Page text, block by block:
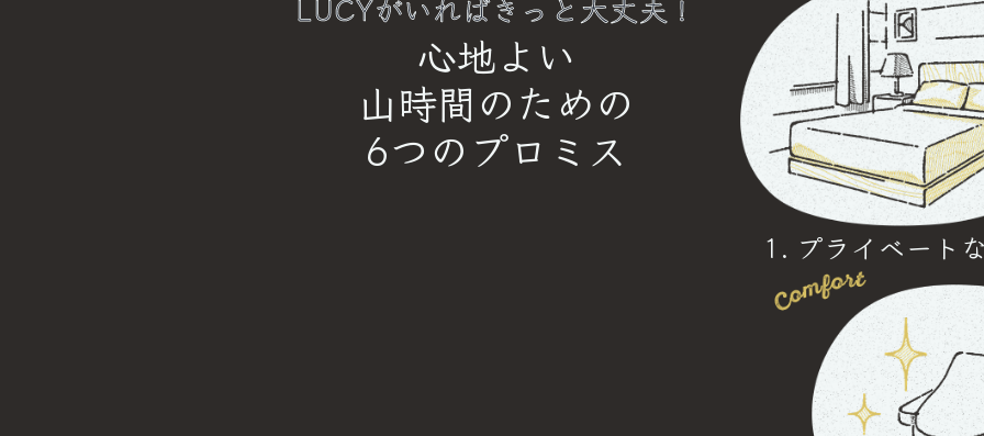
心地よい
山時間のための
6つのプロミス
LUCYがいればきっと大丈夫！
プライベート